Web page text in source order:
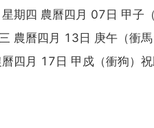
期四 農曆四月 07日 甲子
農曆四月 13日 庚午（衝
月 17日 甲戍（衝狗）祝